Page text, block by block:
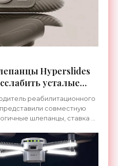
Hyperslides
усталые
- «Гаджеты»
реабилитационного
совместную
шлепанцы, ставка в